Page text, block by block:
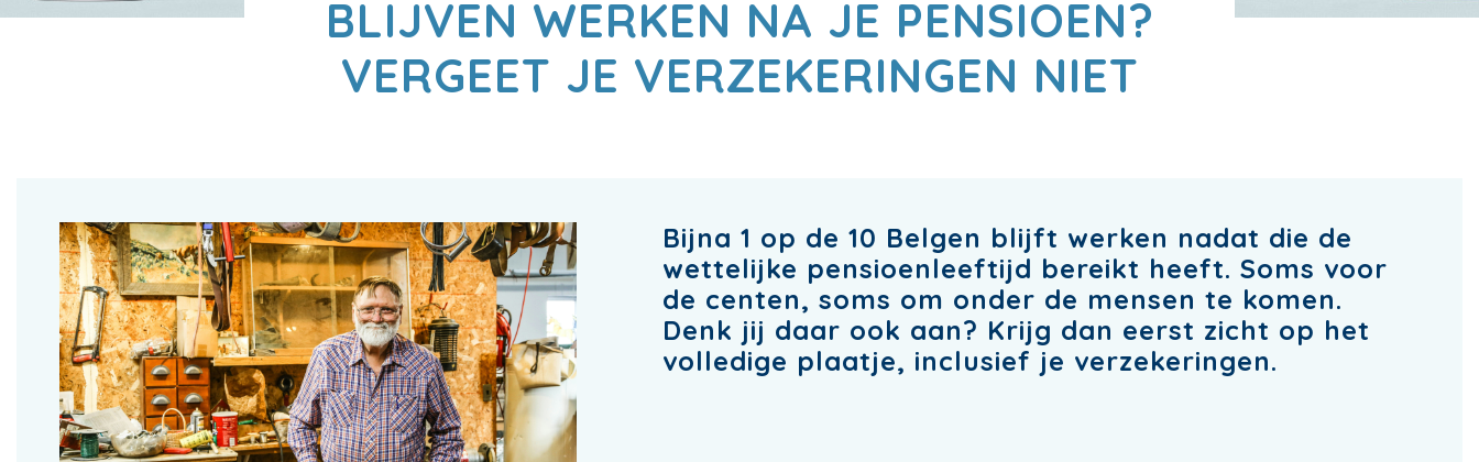
BLIJVEN WERKEN NA JE PENSIOEN?
VERGEET JE VERZEKERINGEN NIET
Bijna 1 op de 10 Belgen blijft werken nadat die de
wettelijke pensioenleeftijd bereikt heeft. Soms voor
de centen, soms om onder de mensen te komen.
Denk jij daar ook aan? Krijg dan eerst zicht op het
volledige plaatje, inclusief je verzekeringen.